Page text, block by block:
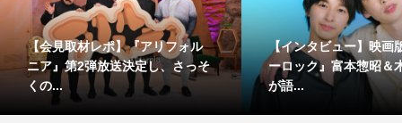
【会見取材レポ】『アリフォル
ニア』第2弾放送決定し、さっそ
くの...
【インタビュー】映画
ーロック』富本惣昭＆
が語...